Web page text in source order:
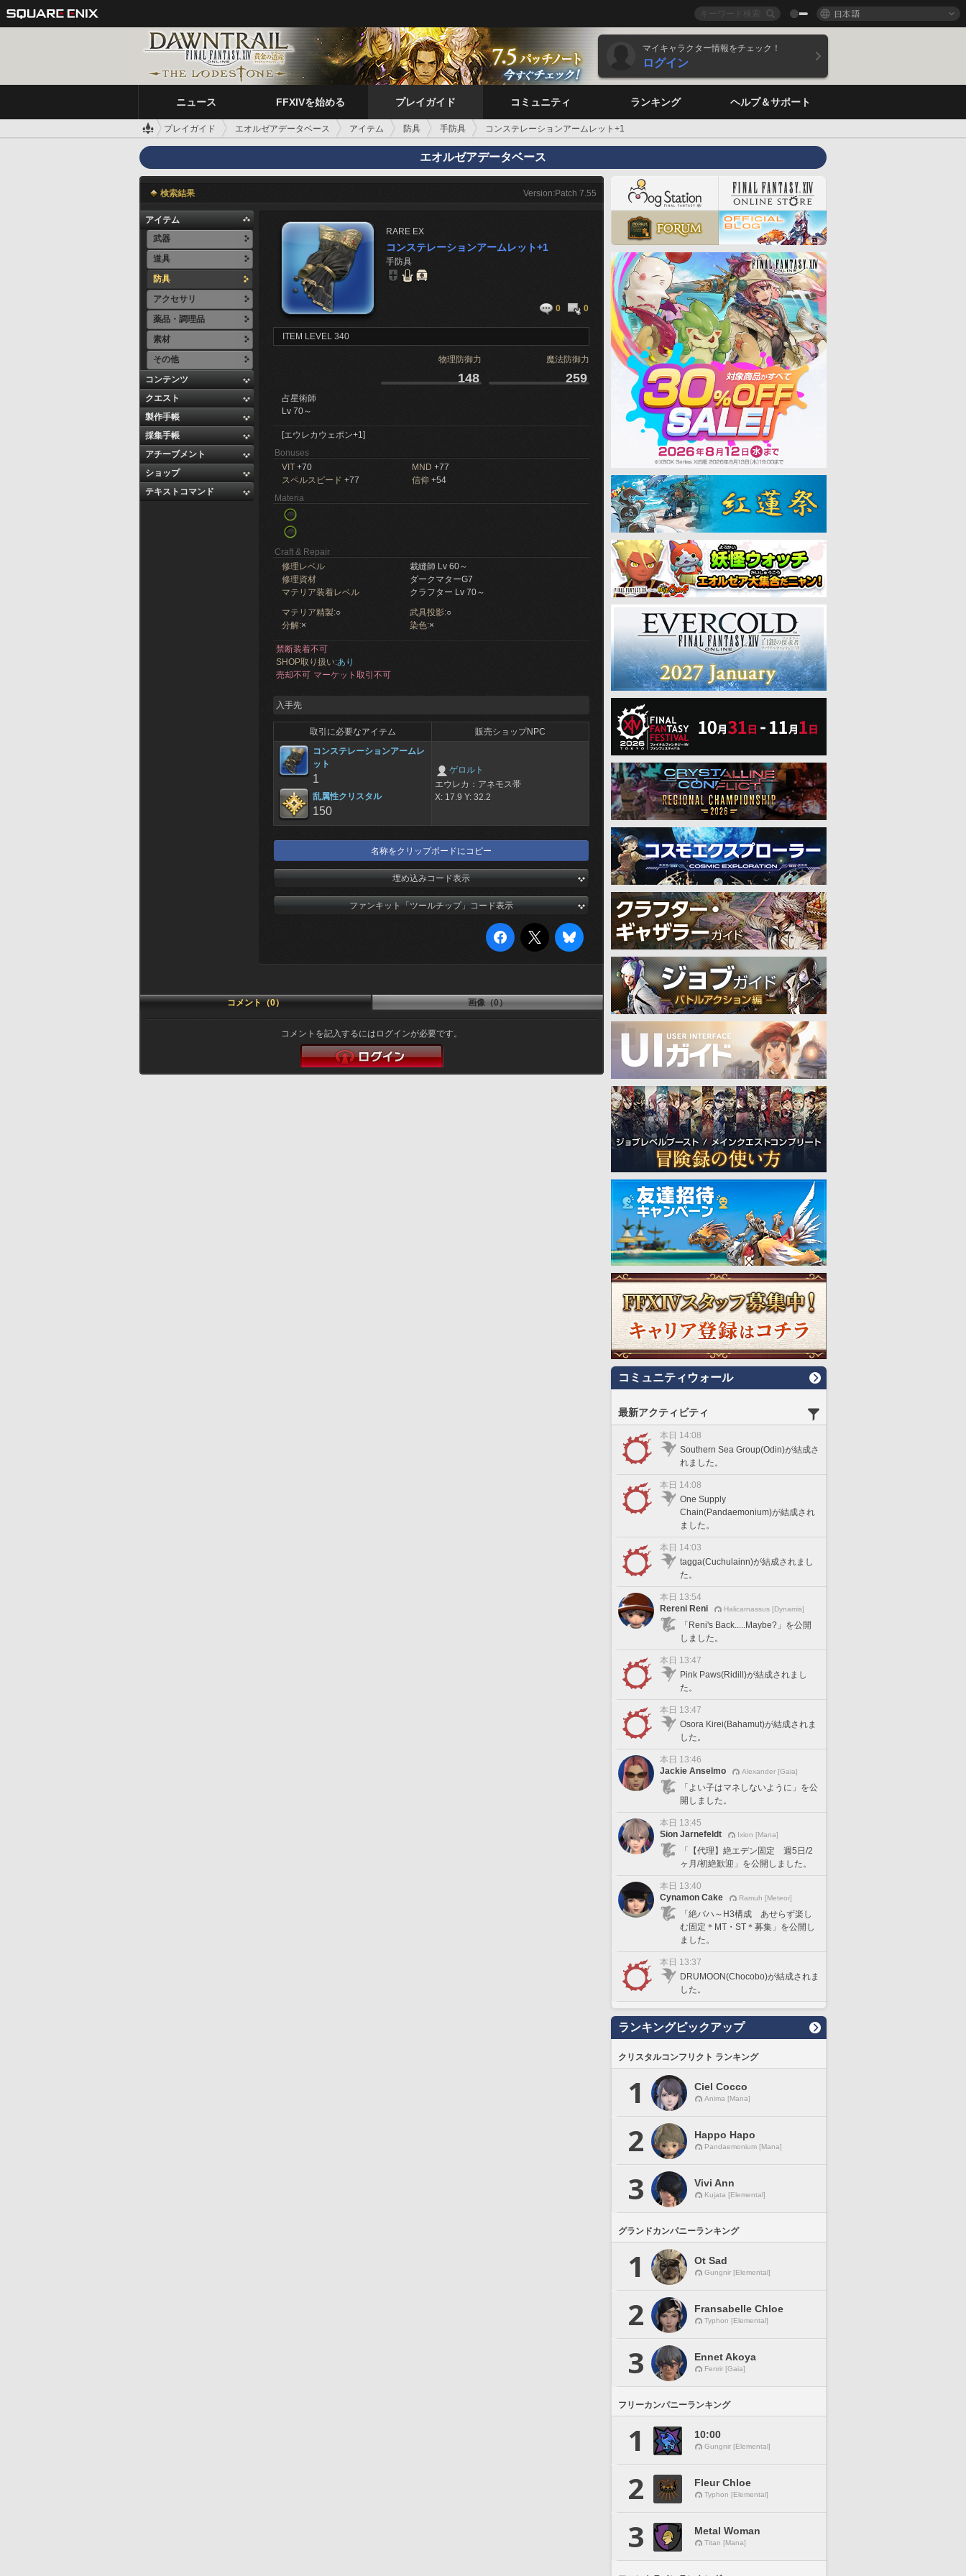
日本語
マイキャラクター情報をチェック！
ログイン
ニュース FFXIVを始める プレイガイド コミュニティ ランキング ヘルプ＆サポート
プレイガイド エオルゼアデータベース アイテム 防具 手防具 コンステレーションアームレット+1
エオルゼアデータベース
検索結果 Version:Patch 7.55
アイテム
武器
道具
防具
アクセサリ
薬品・調理品
素材
その他
コンテンツ
クエスト
製作手帳
採集手帳
アチーブメント
ショップ
テキストコマンド
RARE EX
コンステレーションアームレット+1
手防具
0 0
ITEM LEVEL 340
物理防御力 魔法防御力
148 259
占星術師
Lv 70～
[エウレカウェポン+1]
Bonuses
VIT +70 MND +77
スペルスピード +77 信仰 +54
Materia
Craft & Repair
修理レベル
裁縫師 Lv 60～
修理資材
ダークマターG7
マテリア装着レベル
クラフター Lv 70～
マテリア精製:○ 武具投影:○
分解:× 染色:×
禁断装着不可
SHOP取り扱い:あり
売却不可 マーケット取引不可
入手先
取引に必要なアイテム
販売ショップNPC
コンステレーションアームレ
ット
1
乱属性クリスタル
150
ゲロルト
エウレカ：アネモス帯
X: 17.9 Y: 32.2
名称をクリップボードにコピー
埋め込みコード表示
ファンキット「ツールチップ」コード表示
コメント（0） 画像（0）
コメントを記入するにはログインが必要です。
コミュニティウォール
最新アクティビティ
本日 14:08
Southern Sea Group(Odin)が結成さ
れました。
本日 14:08
One Supply
Chain(Pandaemonium)が結成され
ました。
本日 14:03
tagga(Cuchulainn)が結成されまし
た。
本日 13:54
Rereni Reni
Halicarnassus [Dynamis]
「Reni's Back.....Maybe?」を公開
しました。
本日 13:47
Pink Paws(Ridill)が結成されまし
た。
本日 13:47
Osora Kirei(Bahamut)が結成されま
した。
本日 13:46
Jackie Anselmo
Alexander [Gaia]
「よい子はマネしないように」を公
開しました。
本日 13:45
Sion Jarnefeldt
Ixion [Mana]
「【代理】絶エデン固定 週5日/2
ヶ月/初絶歓迎」を公開しました。
本日 13:40
Cynamon Cake
Ramuh [Meteor]
「絶バハ～H3構成 あせらず楽し
む固定＊MT・ST＊募集」を公開し
ました。
本日 13:37
DRUMOON(Chocobo)が結成されま
した。
ランキングピックアップ
クリスタルコンフリクト ランキング
1 Ciel Cocco
Anima [Mana]
2 Happo Hapo
Pandaemonium [Mana]
3 Vivi Ann
Kujata [Elemental]
グランドカンパニーランキング
1 Ot Sad
Gungnir [Elemental]
2 Fransabelle Chloe
Typhon [Elemental]
3 Ennet Akoya
Fenrir [Gaia]
フリーカンパニーランキング
1 10:00
Gungnir [Elemental]
2 Fleur Chloe
Typhon [Elemental]
3 Metal Woman
Titan [Mana]